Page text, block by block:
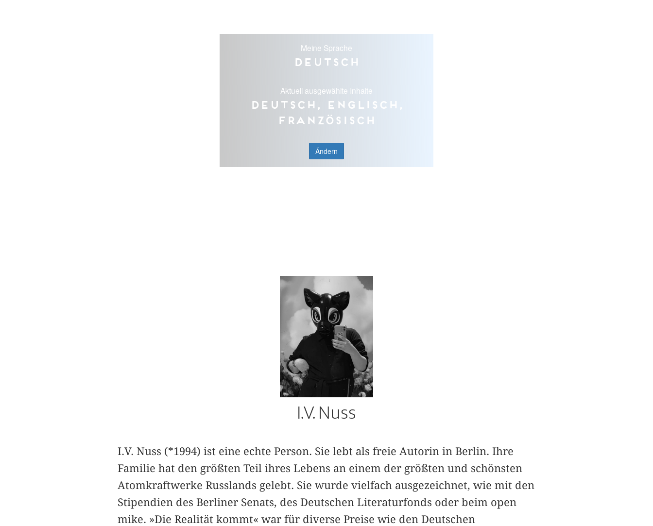
Meine Sprache
Deutsch
Aktuell ausgewählte Inhalte
Deutsch, Englisch,
Französisch
Ändern
I.V. Nuss
I.V. Nuss (*1994) ist eine echte Person. Sie lebt als freie Autorin in Berlin. Ihre
Familie hat den größten Teil ihres Lebens an einem der größten und schönsten
Atomkraftwerke Russlands gelebt. Sie wurde vielfach ausgezeichnet, wie mit den
Stipendien des Berliner Senats, des Deutschen Literaturfonds oder beim open
mike. »Die Realität kommt« war für diverse Preise wie den Deutschen